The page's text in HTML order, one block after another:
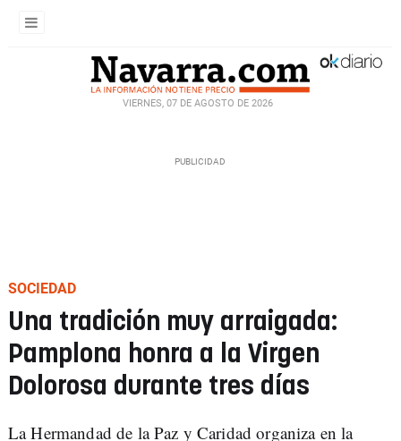
VIERNES, 07 DE AGOSTO DE 2026
SOCIEDAD
Una tradición muy arraigada:
Pamplona honra a la Virgen
Dolorosa durante tres días
La Hermandad de la Paz y Caridad organiza en la